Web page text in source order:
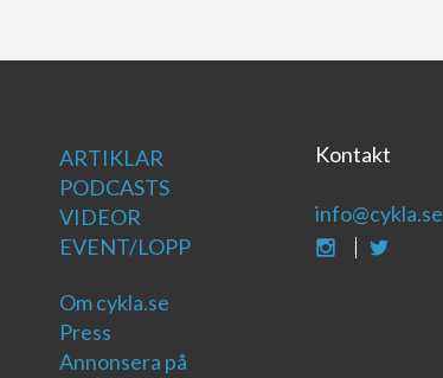
ARTIKLAR
PODCASTS
VIDEOR
EVENT/LOPP
Om cykla.se
Press
Annonsera på
Kontakt
info@cykla.se